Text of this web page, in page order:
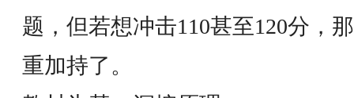
题，但若想冲击110甚至120分，
重加持了。